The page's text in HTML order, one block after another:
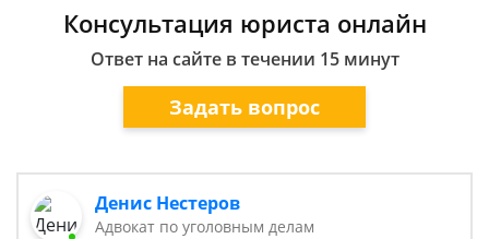
Консультация юриста онлайн
Ответ на сайте в течении 15 минут
Задать вопрос
Денис Нестеров
Адвокат по уголовным делам